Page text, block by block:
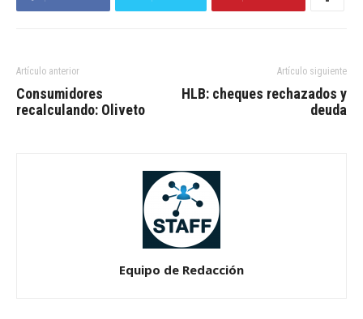
Artículo anterior
Consumidores
recalculando: Oliveto
Artículo siguiente
HLB: cheques rechazados y
deuda
Equipo de Redacción